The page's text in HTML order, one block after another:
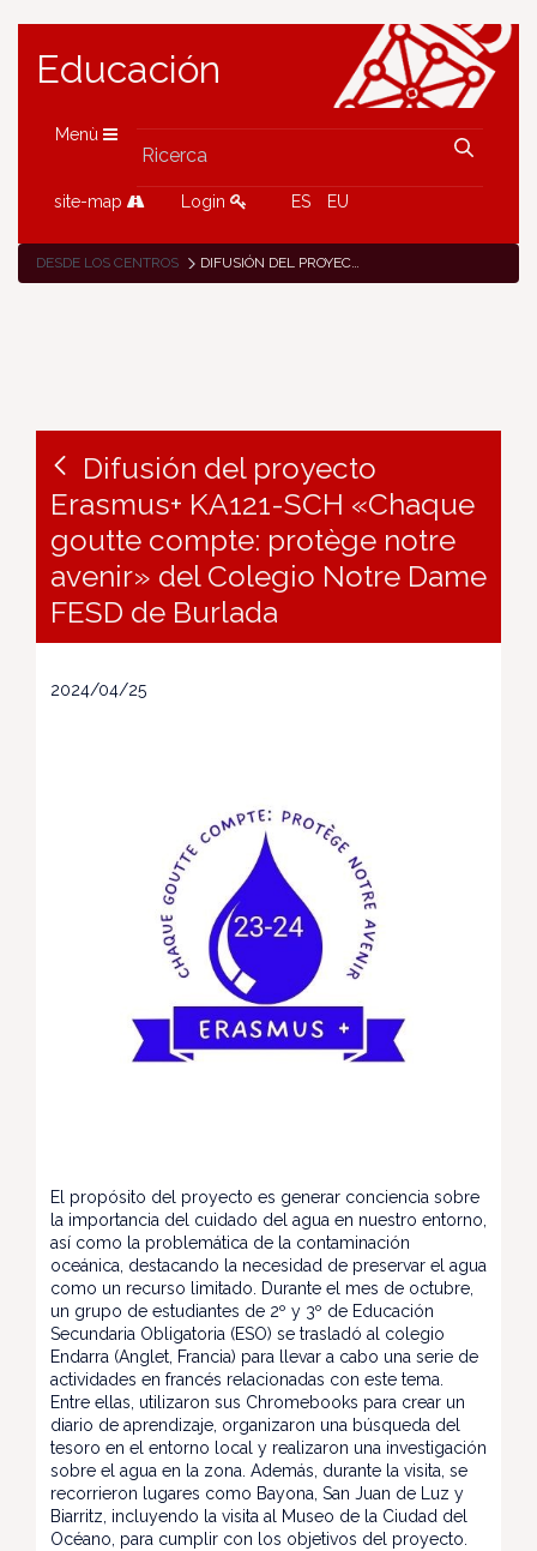
Educación
Menù
site-map Login ES EU
DESDE LOS CENTROS DIFUSIÓN DEL PROYECTO ERASMUS+ KA121-SCH «CHAQUE GOUTTE COMPTE: PROTÈGE NOTRE AVENIR» DEL COLEGIO NOTRE DAME FESD DE BURLADA
Difusión del proyecto
Erasmus+ KA121-SCH «Chaque
goutte compte: protège notre
avenir» del Colegio Notre Dame
FESD de Burlada
2024/04/25
El propósito del proyecto es generar conciencia sobre
la importancia del cuidado del agua en nuestro entorno,
así como la problemática de la contaminación
oceánica, destacando la necesidad de preservar el agua
como un recurso limitado. Durante el mes de octubre,
un grupo de estudiantes de 2º y 3º de Educación
Secundaria Obligatoria (ESO) se trasladó al colegio
Endarra (Anglet, Francia) para llevar a cabo una serie de
actividades en francés relacionadas con este tema.
Entre ellas, utilizaron sus Chromebooks para crear un
diario de aprendizaje, organizaron una búsqueda del
tesoro en el entorno local y realizaron una investigación
sobre el agua en la zona. Además, durante la visita, se
recorrieron lugares como Bayona, San Juan de Luz y
Biarritz, incluyendo la visita al Museo de la Ciudad del
Océano, para cumplir con los objetivos del proyecto.